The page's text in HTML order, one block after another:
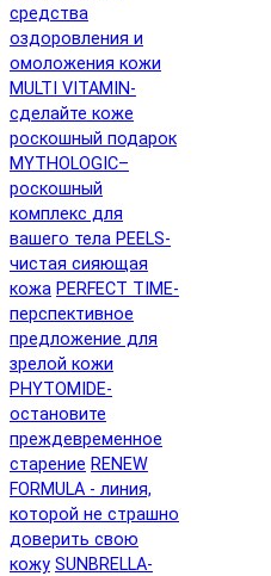
средства
оздоровления и
омоложения кожи
MULTI VITAMIN-
сделайте коже
роскошный подарок
MYTHOLOGIC–
роскошный
комплекс для
вашего тела PEELS-
чистая сияющая
кожа PERFECT TIME-
перспективное
предложение для
зрелой кожи
PHYTOMIDE-
остановите
преждевременное
старение RENEW
FORMULA - линия,
которой не страшно
доверить свою
кожу SUNBRELLA-